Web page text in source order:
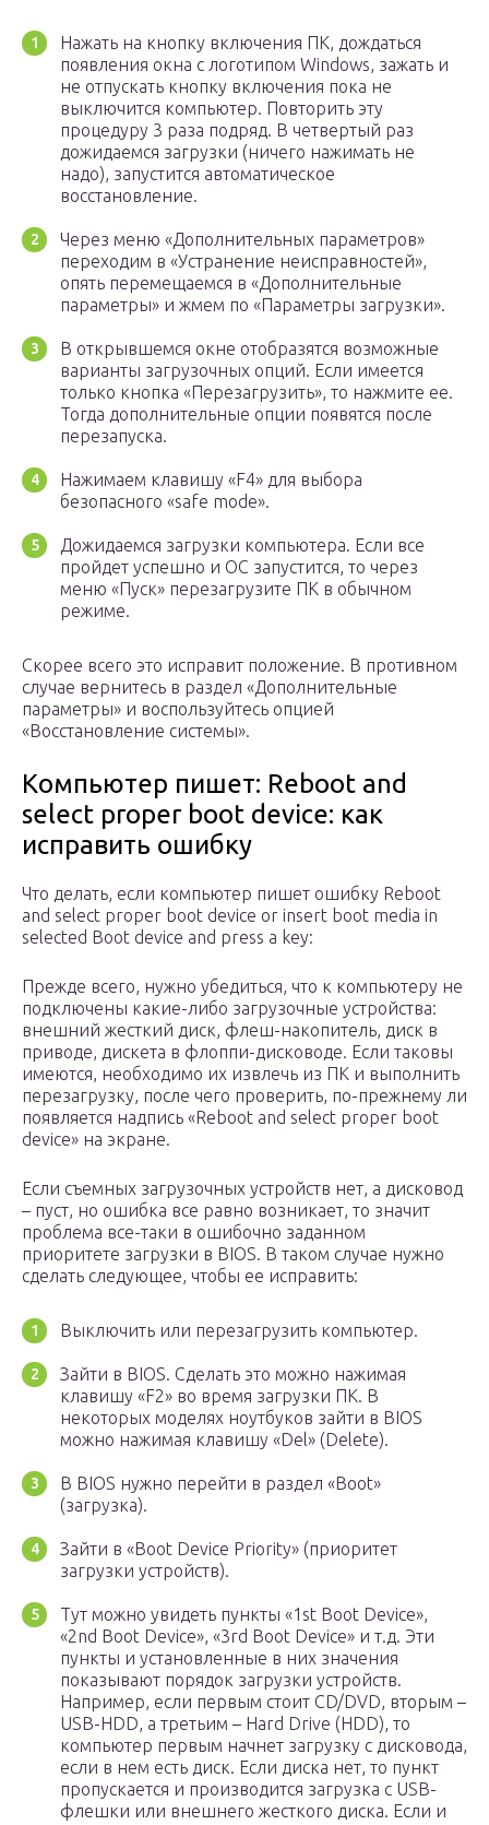
Нажать на кнопку включения ПК, дождаться
появления окна с логотипом Windows, зажать и
не отпускать кнопку включения пока не
выключится компьютер. Повторить эту
процедуру 3 раза подряд. В четвертый раз
дожидаемся загрузки (ничего нажимать не
надо), запустится автоматическое
восстановление.
Через меню «Дополнительных параметров»
переходим в «Устранение неисправностей»,
опять перемещаемся в «Дополнительные
параметры» и жмем по «Параметры загрузки».
В открывшемся окне отобразятся возможные
варианты загрузочных опций. Если имеется
только кнопка «Перезагрузить», то нажмите ее.
Тогда дополнительные опции появятся после
перезапуска.
Нажимаем клавишу «F4» для выбора
безопасного «safe mode».
Дожидаемся загрузки компьютера. Если все
пройдет успешно и ОС запустится, то через
меню «Пуск» перезагрузите ПК в обычном
режиме.
Скорее всего это исправит положение. В противном
случае вернитесь в раздел «Дополнительные
параметры» и воспользуйтесь опцией
«Восстановление системы».
Компьютер пишет: Reboot and
select proper boot device: как
исправить ошибку
Что делать, если компьютер пишет ошибку Reboot
and select proper boot device or insert boot media in
selected Boot device and press a key:
Прежде всего, нужно убедиться, что к компьютеру не
подключены какие-либо загрузочные устройства:
внешний жесткий диск, флеш-накопитель, диск в
приводе, дискета в флоппи-дисководе. Если таковы
имеются, необходимо их извлечь из ПК и выполнить
перезагрузку, после чего проверить, по-прежнему ли
появляется надпись «Reboot and select proper boot
device» на экране.
Если съемных загрузочных устройств нет, а дисковод
– пуст, но ошибка все равно возникает, то значит
проблема все-таки в ошибочно заданном
приоритете загрузки в BIOS. В таком случае нужно
сделать следующее, чтобы ее исправить:
Выключить или перезагрузить компьютер.
Зайти в BIOS. Сделать это можно нажимая
клавишу «F2» во время загрузки ПК. В
некоторых моделях ноутбуков зайти в BIOS
можно нажимая клавишу «Del» (Delete).
В BIOS нужно перейти в раздел «Boot»
(загрузка).
Зайти в «Boot Device Priority» (приоритет
загрузки устройств).
Тут можно увидеть пункты «1st Boot Device»,
«2nd Boot Device», «3rd Boot Device» и т.д. Эти
пункты и установленные в них значения
показывают порядок загрузки устройств.
Например, если первым стоит CD/DVD, вторым –
USB-HDD, а третьим – Hard Drive (HDD), то
компьютер первым начнет загрузку с дисковода,
если в нем есть диск. Если диска нет, то пункт
пропускается и производится загрузка с USB-
флешки или внешнего жесткого диска. Если и